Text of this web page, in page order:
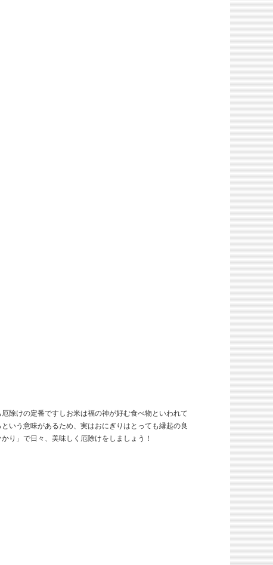
除けの定番ですしお米は福の神が好む食べ物といわれて
いう意味があるため、実はおにぎりはとっても縁起の良
り」で日々、美味しく厄除けをしましょう！